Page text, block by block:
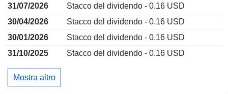
31/07/2026
Stacco del dividendo - 0.16 USD
30/04/2026
Stacco del dividendo - 0.16 USD
30/01/2026
Stacco del dividendo - 0.16 USD
31/10/2025
Stacco del dividendo - 0.16 USD
Mostra altro